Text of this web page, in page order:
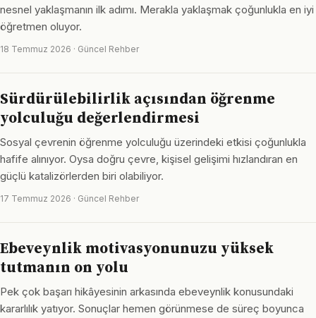
nesnel yaklaşmanın ilk adımı. Merakla yaklaşmak çoğunlukla en iyi
öğretmen oluyor.
18 Temmuz 2026 · Güncel Rehber
Sürdürülebilirlik açısından öğrenme
yolculuğu değerlendirmesi
Sosyal çevrenin öğrenme yolculuğu üzerindeki etkisi çoğunlukla
hafife alınıyor. Oysa doğru çevre, kişisel gelişimi hızlandıran en
güçlü katalizörlerden biri olabiliyor.
17 Temmuz 2026 · Güncel Rehber
Ebeveynlik motivasyonunuzu yüksek
tutmanın on yolu
Pek çok başarı hikâyesinin arkasında ebeveynlik konusundaki
kararlılık yatıyor. Sonuçlar hemen görünmese de süreç boyunca